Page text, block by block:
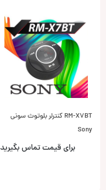
RM-X7BT کنترلر بلوتوث سونی
Sony
برای قیمت تماس بگیرید